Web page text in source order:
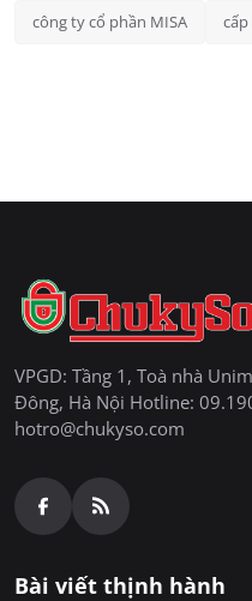
công ty cổ phần MISA
VPGD: Tầng 1, Toà nhà
Đông, Hà Nội Hotline:
hotro@chukyso.com
Bài viết thịnh hành